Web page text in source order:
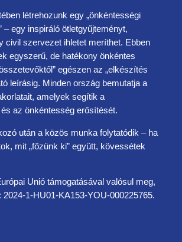
létrehozunk egy „önkéntességi
– egy inspiráló ötletgyűjteményt,
civil szervezet ihletet meríthet. Ebben
egyszerű, de hatékony önkéntes
egészen az „elkészítés
leírásig. Minden ország bemutatja a
amelyek segítik a
az önkéntesség erősítését.
után a közös munka folytatódik – ha
mit „főzünk ki” együtt, kövessétek
Unió támogatásával valósul meg,
2024-1-HU01-KA153-YOU-000225765.